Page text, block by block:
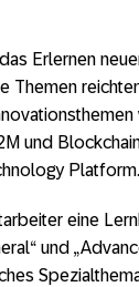
Erlernen
Themen
und
Platform.
eine
und